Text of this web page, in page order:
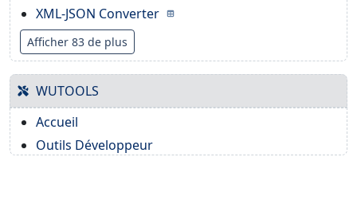
XML-JSON Converter
Afficher 83 de plus
WUTOOLS
Accueil
Outils Développeur